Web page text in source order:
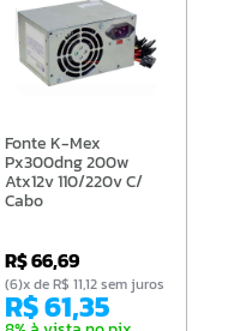
Fonte K-Mex
Px300dng 200w
Atx12v 110/220v C/
Cabo
R$ 66,69
R$ 61,35
(6)x de R$ 11,12 sem juros